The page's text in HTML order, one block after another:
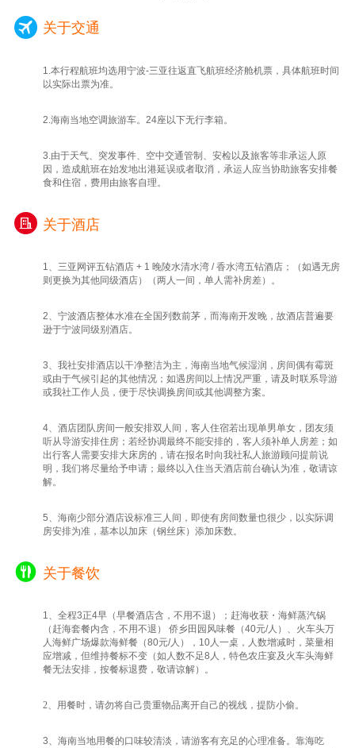
关于交通
1.本行程航班均选用宁波-三亚往返直飞航班经济舱机票，具体航班时间
以实际出票为准。
2.海南当地空调旅游车。24座以下无行李箱。
3.由于天气、突发事件、空中交通管制、安检以及旅客等非承运人原
因，造成航班在始发地出港延误或者取消，承运人应当协助旅客安排餐
食和住宿，费用由旅客自理。
关于酒店
1、三亚网评五钻酒店 + 1 晚陵水清水湾 / 香水湾五钻酒店；（如遇无房
则更换为其他同级酒店）（两人一间，单人需补房差）。
2、宁波酒店整体水准在全国列数前茅，而海南开发晚，故酒店普遍要
逊于宁波同级别酒店。
3、我社安排酒店以干净整洁为主，海南当地气候湿润，房间偶有霉斑
或由于气候引起的其他情况；如遇房间以上情况严重，请及时联系导游
或我社工作人员，便于尽快调换房间或其他调整方案。
4、酒店团队房间一般安排双人间，客人住宿若出现单男单女，团友须
听从导游安排住房；若经协调最终不能安排的，客人须补单人房差；如
出行客人需要安排大床房的，请在报名时向我社私人旅游顾问提前说
明，我们将尽量给予申请；最终以入住当天酒店前台确认为准，敬请谅
解。
5、海南少部分酒店设标准三人间，即使有房间数量也很少，以实际调
房安排为准，基本以加床（钢丝床）添加床数。
关于餐饮
1、全程3正4早（早餐酒店含，不用不退）；赶海收获・海鲜蒸汽锅
（赶海套餐内含，不用不退） 侨乡田园风味餐（40元/人）、火车头万
人海鲜广场爆款海鲜餐（80元/人），10人一桌，人数增减时，菜量相
应增减，但维持餐标不变（如人数不足8人，特色农庄宴及火车头海鲜
餐无法安排，按餐标退费，敬请谅解）。
2、用餐时，请勿将自己贵重物品离开自己的视线，提防小偷。
3、海南当地用餐的口味较清淡，请游客有充足的心理准备。靠海吃